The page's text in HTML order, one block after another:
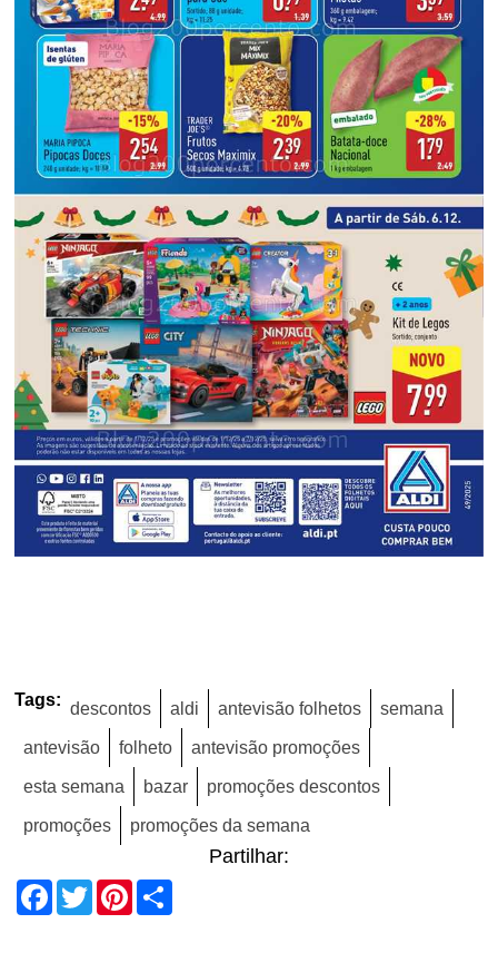
Tags: descontos aldi antevisão folhetos semana
antevisão folheto antevisão promoções
esta semana bazar promoções descontos
promoções promoções da semana
Partilhar:
Facebook
TwitterPinterest